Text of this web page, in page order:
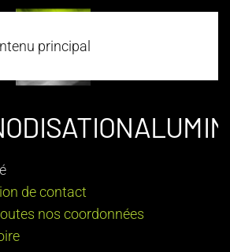
principal
de contact
nos coordonnées